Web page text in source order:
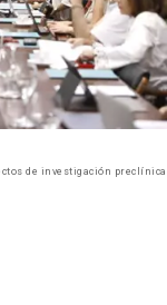
de investigación preclínica